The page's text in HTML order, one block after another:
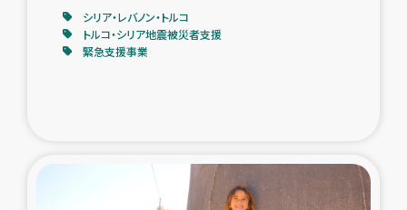
仮設住宅生活支援・農業復興支援
シリア・レバノン・トルコ
トルコ・シリア地震被災者支援
緊急支援事業